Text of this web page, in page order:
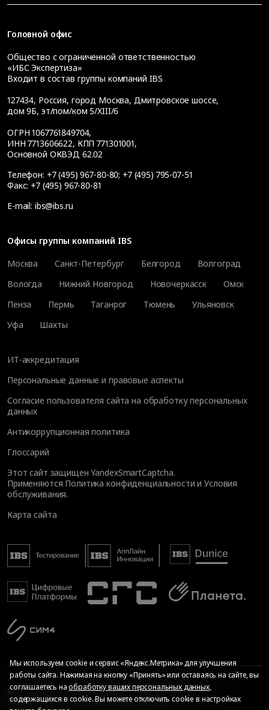
Головной офис
Общество с ограниченной ответственностью
«ИБС Экспертиза»
Входит в состав группы компаний IBS
127434, Россия, город Москва, Дмитровское шоссе,
дом 9Б, эт/пом/ком 5/XIII/6
ОГРН 1067761849704,
ИНН 7713606622, КПП 771301001,
Основной ОКВЭД 62.02
Телефон: +7 (495) 967-80-80; +7 (495) 795-07-51
Факс: +7 (495) 967-80-81
E-mail: ibs@ibs.ru
Офисы группы компаний IBS
Москва
Санкт-Петербург Белгород
Волгоград
Вологда
Нижний Новгород Новочеркасск
Омск
Пенза
Пермь Таганрог Тюмень
Ульяновск
Уфа
Шахты
ИТ-аккредитация
Персональные данные и правовые аспекты
Согласие пользователя сайта на обработку персональных
данных
Антикоррупционная политика
Глоссарий
Этот сайт защищен YandexSmartCaptcha.
Применяются Политика конфиденциальности иУсловия
обслуживания.
Карта сайта
© Общество с ограниченной ответственностью «ИБС
Экспертиза», 2026. Все права защищены
Мы используем cookie и сервис «Яндекс.Метрика» для улучшения
работы сайта. Нажимая на кнопку «Принять» или оставаясь на сайте, вы
соглашаетесь наобработку ваших персональных данных,
содержащихся в cookie. Вы можете отключить cookie в настройках